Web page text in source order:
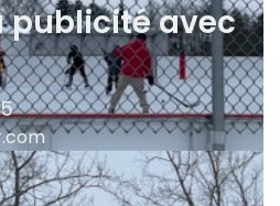
publicité avec